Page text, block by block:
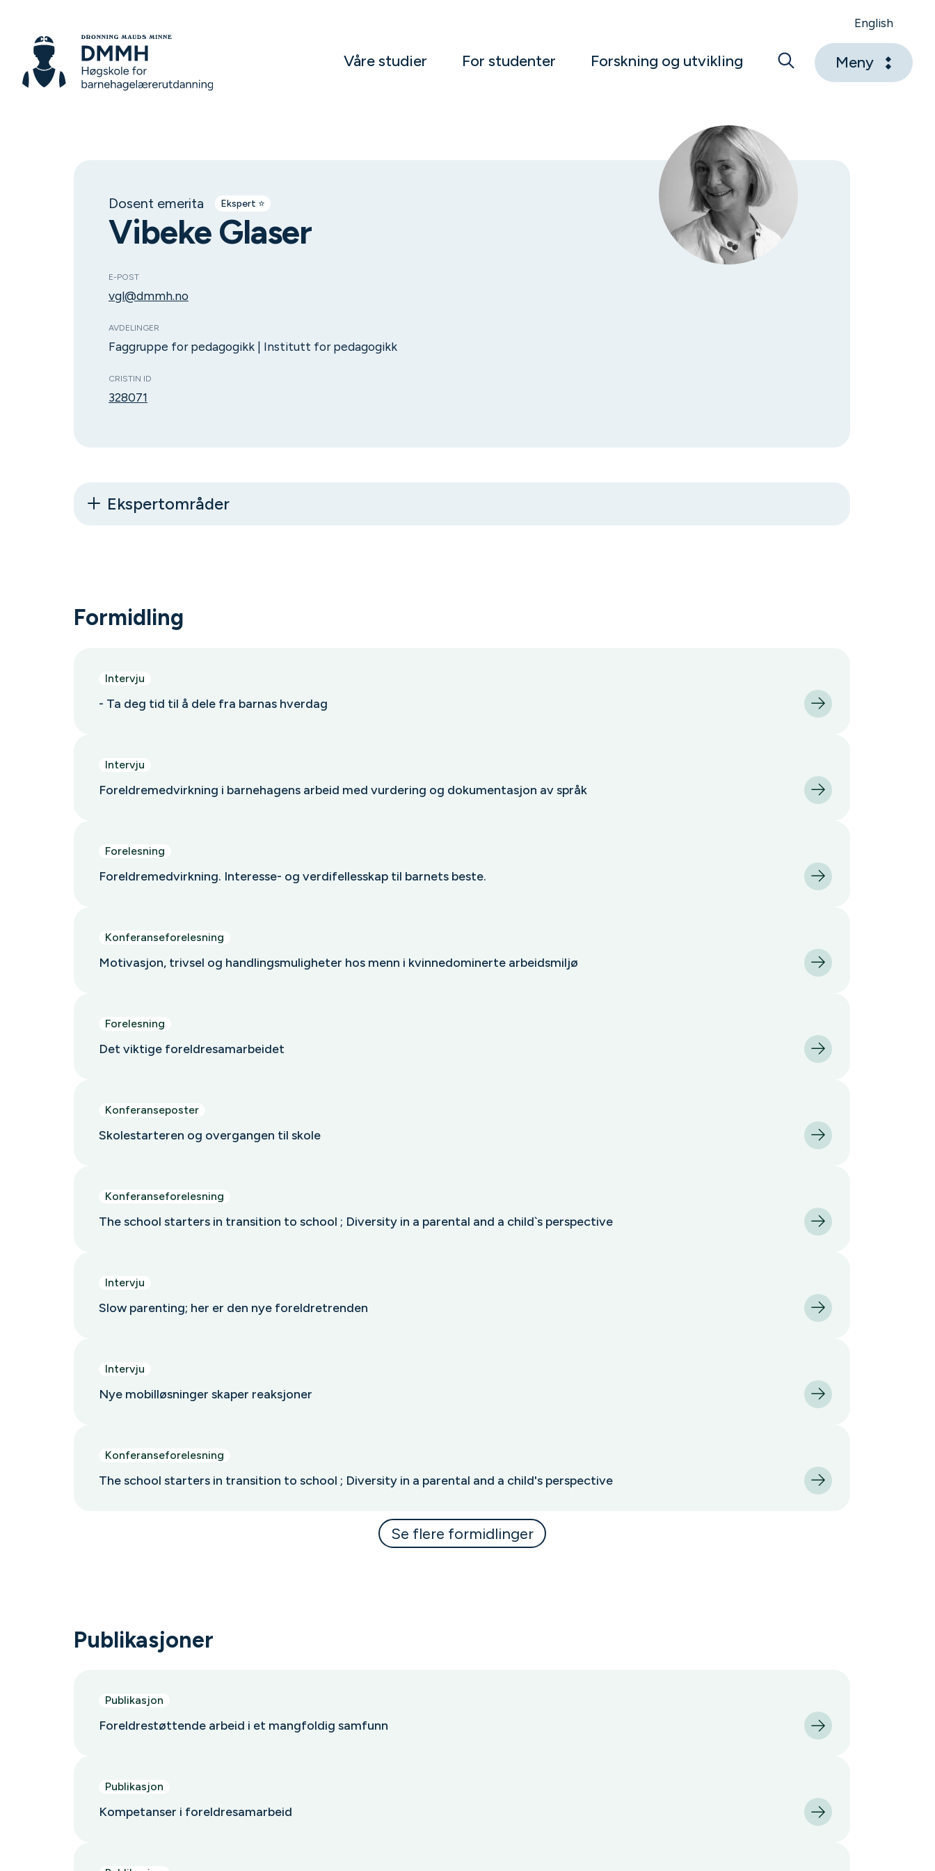
English
Våre studier For studenter Forskning og utvikling Meny
Dosent emerita Ekspert ⭐️
Vibeke Glaser
E-POST
vgl@dmmh.no
AVDELINGER
Faggruppe for pedagogikk | Institutt for pedagogikk
CRISTIN ID
328071
Ekspertområder
Formidling
Intervju
- Ta deg tid til å dele fra barnas hverdag
Intervju
Foreldremedvirkning i barnehagens arbeid med vurdering og dokumentasjon av språk
Forelesning
Foreldremedvirkning. Interesse- og verdifellesskap til barnets beste.
Konferanseforelesning
Motivasjon, trivsel og handlingsmuligheter hos menn i kvinnedominerte arbeidsmiljø
Forelesning
Det viktige foreldresamarbeidet
Konferanseposter
Skolestarteren og overgangen til skole
Konferanseforelesning
The school starters in transition to school ; Diversity in a parental and a child`s perspective
Intervju
Slow parenting; her er den nye foreldretrenden
Intervju
Nye mobilløsninger skaper reaksjoner
Konferanseforelesning
The school starters in transition to school ; Diversity in a parental and a child's perspective
Se flere formidlinger
Publikasjoner
Publikasjon
Foreldrestøttende arbeid i et mangfoldig samfunn
Publikasjon
Kompetanser i foreldresamarbeid